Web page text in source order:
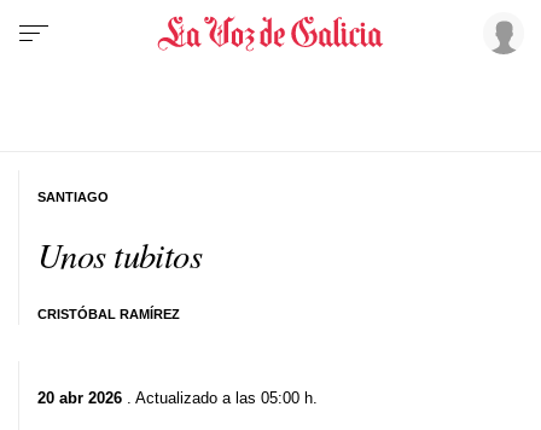
Unos tubitos
CRISTÓBAL RAMÍREZ
SANTIAGO
20 abr 2026 . Actualizado a las 05:00 h.